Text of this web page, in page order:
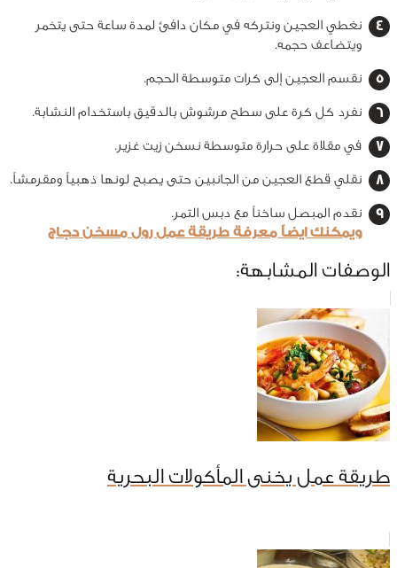
نغطي العجين ونتركه في مكان دافئ لمدة ساعة حتى يتخمر
ويتضاعف حجمه.
نقسم العجين إلى كرات متوسطة الحجم.
نفرد كل كرة على سطح مرشوش بالدقيق باستخدام النشابة.
في مقلاة على حرارة متوسطة نسخن زيت غزير.
نقلي قطع العجين من الجانبين حتى يصبح لونها ذهبياً ومقرمشاً.
نقدم المبصل ساخناً مع دبس التمر.
ويمكنك ايضاً معرفة طريقة عمل رول مسخن دجاج
الوصفات المشابهة:
طريقة عمل يخنى المأكولات البحرية